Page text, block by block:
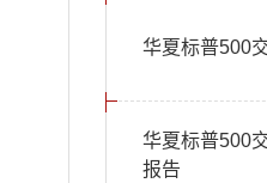
华夏标普500
华夏标普500
报告